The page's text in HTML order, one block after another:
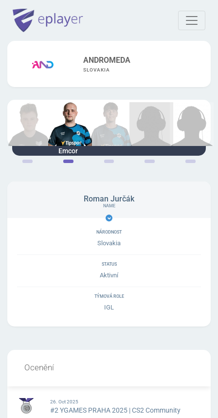
ANDROMEDA
SLOVAKIA
Emcor Neznámý
Roman Jurčák
NÁRODNOST
Slovakia
STATUS
Aktivní
TÝMOVÁ ROLE
IGL
Ocenění
26. Oct 2025
#2 YGAMES PRAHA 2025 | CS2 Community